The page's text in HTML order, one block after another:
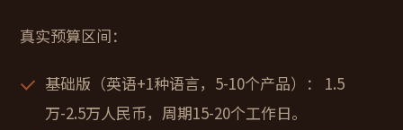
真实预算区间：
基础版（英语+1种语言，5-10个产品）：
1.5
万-2.5万人民币，周期15-20个工作日。